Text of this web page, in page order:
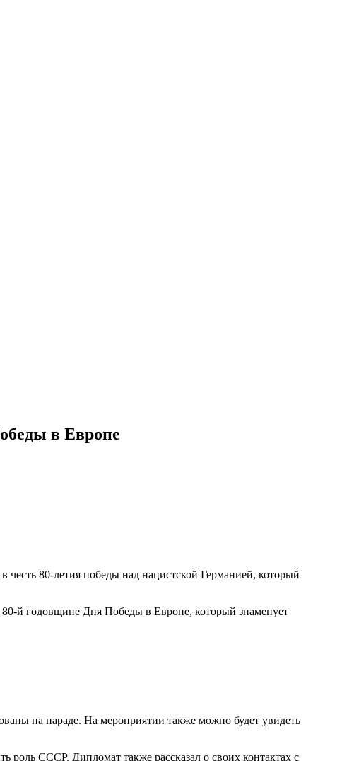
в Европе
80-летия победы над нацистской Германией, который
й годовщине Дня Победы в Европе, который знаменует
на параде. На мероприятии также можно будет увидеть
роль СССР. Дипломат также рассказал о своих контактах с